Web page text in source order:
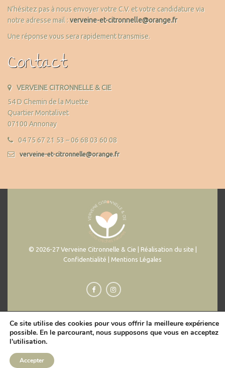
N’hésitez pas à nous envoyer votre C.V. et votre candidature via
notre adresse mail :verveine-et-citronnelle@orange.fr
Une réponse vous sera rapidement transmise.
Contact
VERVEINE CITRONNELLE & CIE
54 D Chemin de la Muette
Quartier Montalivet
07100 Annonay
04 75 67 21 53 – 06 68 03 60 08
verveine-et-citronnelle@orange.fr
© 2026-27 Verveine Citronnelle & Cie | Réalisation du site |
Confidentialité | Mentions Légales
Ce site utilise des cookies pour vous offrir la meilleure expérience
possible. En le parcourant, nous supposons que vous en acceptez
l'utilisation.
Accepter